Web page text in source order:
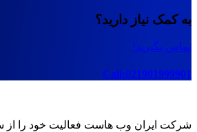
به کمک نیاز دارید؟
تماس بگیرید!
Call:021901999901